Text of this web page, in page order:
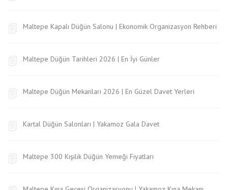
Maltepe Kapalı Düğün Salonu | Ekonomik Organizasyon Rehberi
Maltepe Düğün Tarihleri 2026 | En İyi Günler
Maltepe Düğün Mekanları 2026 | En Güzel Davet Yerleri
Kartal Düğün Salonları | Yakamoz Gala Davet
Maltepe 300 Kişilik Düğün Yemeği Fiyatları